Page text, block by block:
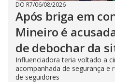
DO R7/06/08/2026
Após briga em
Mineiro é
de debochar da
Influenciadora teria voltado a
acompanhada de segurança e
de seguidores